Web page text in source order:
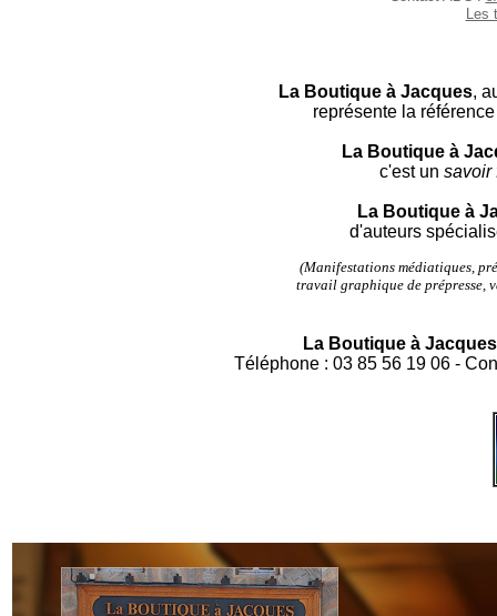
Les
La Boutique à Jacques,
représente la
La Boutique à
c'est un savoir
La Boutique à
d'auteurs
(Manifestations médiatiques,
travail graphique de prépresse,
La Boutique à Jacques
Téléphone : 03 85 56 19 06 -